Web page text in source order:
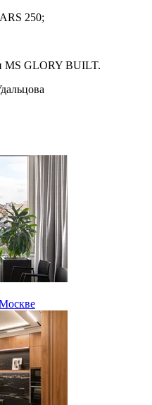
250;
MS GLORY BUILT.